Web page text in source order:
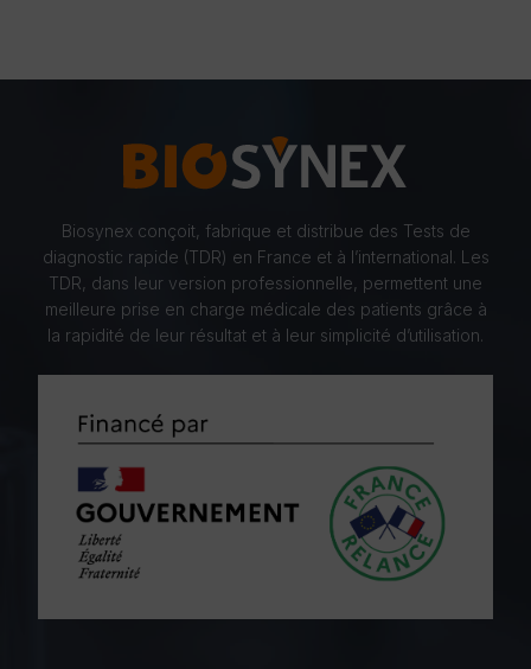
Biosynex conçoit, fabrique et distribue des Tests de
diagnostic rapide (TDR) en France et à l’international. Les
TDR, dans leur version professionnelle, permettent une
meilleure prise en charge médicale des patients grâce à
la rapidité de leur résultat et à leur simplicité d’utilisation.